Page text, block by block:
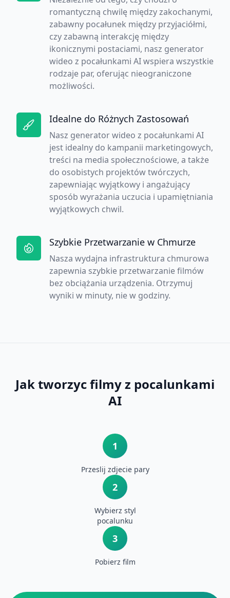
romantyczną chwilę między zakochanymi,
zabawny pocałunek między przyjaciółmi,
czy zabawną interakcję między
ikonicznymi postaciami, nasz generator
wideo z pocałunkami AI wspiera wszystkie
rodzaje par, oferując nieograniczone
możliwości.
Idealne do Różnych Zastosowań
Nasz generator wideo z pocałunkami AI
jest idealny do kampanii marketingowych,
treści na media społecznościowe, a także
do osobistych projektów twórczych,
zapewniając wyjątkowy i angażujący
sposób wyrażania uczucia i upamiętniania
wyjątkowych chwil.
Szybkie Przetwarzanie w Chmurze
Nasza wydajna infrastruktura chmurowa
zapewnia szybkie przetwarzanie filmów
bez obciążania urządzenia. Otrzymuj
wyniki w minuty, nie w godziny.
Jak tworzyc filmy z pocalunkami
AI
1
Przeslij zdjecie pary
2
Wybierz styl
pocalunku
3
Pobierz film